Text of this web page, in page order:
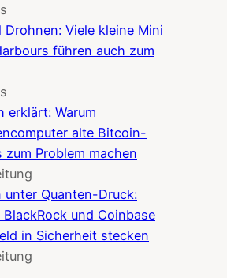
Drohnen: Viele kleine Mini
führen auch zum
erklärt: Warum
alte Bitcoin-
zum Problem machen
unter Quanten-Druck:
BlackRock und Coinbase
in Sicherheit stecken